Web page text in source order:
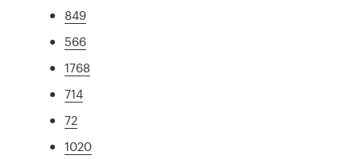
849
566
1768
714
72
1020